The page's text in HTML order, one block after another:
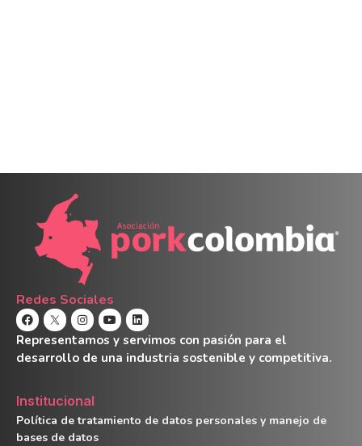
Redes Sociales
Representamos y servimos con pasión para el
desarrollo de una industria sostenible y competitiva.
Institucional
Política de tratamiento de datos personales y manejo de
bases de datos